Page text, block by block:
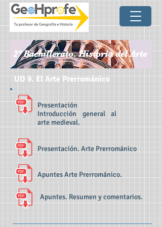
2º Bachillerato. Historia del Arte
UD 9. El Arte Prerrománico
Presentación
Introducción general al
arte medieval.
Presentación. Arte Prerrománico
Apuntes Arte Prerrománico.
Apuntes. Resumen y comentarios.